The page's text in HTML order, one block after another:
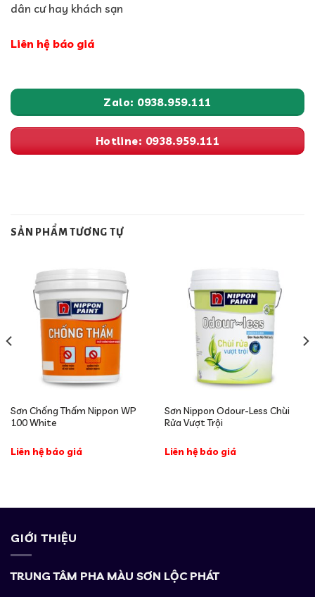
dân cư hay khách sạn
Liên hệ báo giá
Zalo: 0938.959.111
Hotline: 0938.959.111
SẢN PHẨM TƯƠNG TỰ
Sơn Chống Thấm Nippon WP
100 White
Liên hệ báo giá
Sơn Nippon Odour-Less Chùi
Rửa Vượt Trội
Liên hệ báo giá
GIỚI THIỆU
TRUNG TÂM PHA MÀU SƠN LỘC PHÁT